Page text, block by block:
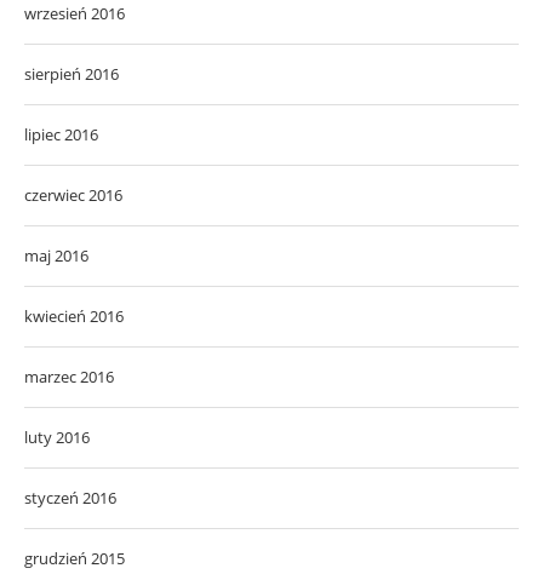
wrzesień 2016
sierpień 2016
lipiec 2016
czerwiec 2016
maj 2016
kwiecień 2016
marzec 2016
luty 2016
styczeń 2016
grudzień 2015